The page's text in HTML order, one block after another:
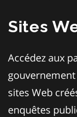
Sites
Accédez aux
sites Web
enquêtes